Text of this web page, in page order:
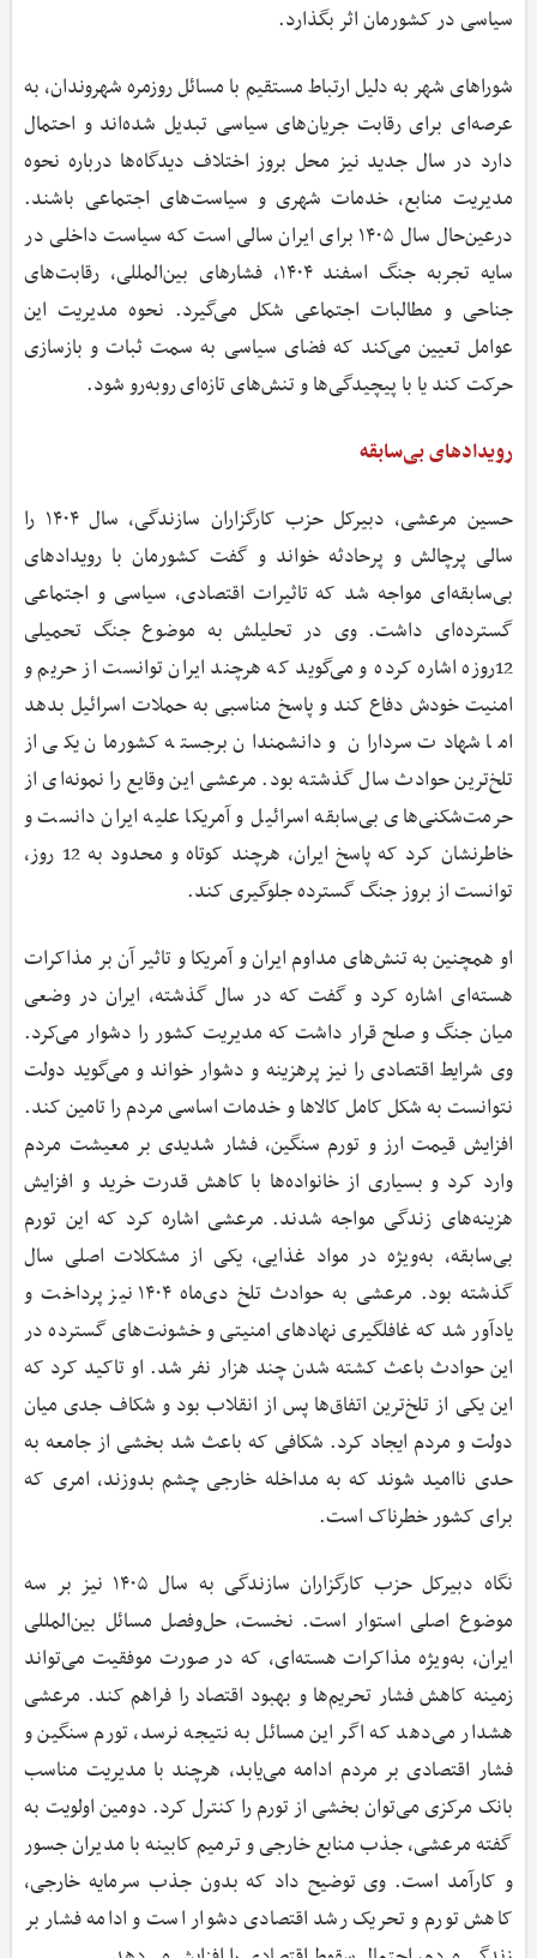
سیاسی در کشورمان اثر بگذارد.
شوراهای شهر به دلیل ارتباط مستقیم با مسائل روزمره شهروندان، به
عرصه‌ای برای رقابت جریان‌های سیاسی تبدیل شده‌اند و احتمال
دارد در سال جدید نیز محل بروز اختلاف دیدگاه‌ها درباره نحوه
مدیریت منابع، خدمات شهری و سیاست‌های اجتماعی باشند.
درعین‌حال سال ۱۴۰۵ برای ایران سالی است که سیاست داخلی در
سایه تجربه جنگ اسفند ۱۴۰۴، فشارهای بین‌المللی، رقابت‌های
جناحی و مطالبات اجتماعی شکل می‌گیرد. نحوه مدیریت این
عوامل تعیین می‌کند که فضای سیاسی به سمت ثبات و بازسازی
حرکت کند یا با پیچیدگی‌ها و تنش‌های تازه‌ای روبه‌رو شود.
رویدادهای بی‌سابقه
حسین مرعشی، دبیرکل حزب کارگزاران سازندگی، سال ۱۴۰۴ را
سالی پرچالش و پرحادثه خواند و گفت کشورمان با رویدادهای
بی‌سابقه‌ای مواجه شد که تاثیرات اقتصادی، سیاسی و اجتماعی
گسترده‌ای داشت. وی در تحلیلش به موضوع جنگ تحمیلی
12روزه اشاره کرده و می‌گوید که هرچند ایران توانست از حریم و
امنیت خودش دفاع کند و پاسخ مناسبی به حملات اسرائیل بدهد
اما شهادت سرداران و دانشمندان برجسته کشورمان یکی از
تلخ‌ترین حوادث سال گذشته بود. مرعشی این وقایع را نمونه‌ای از
حرمت‌شکنی‌های بی‌سابقه اسرائیل و آمریکا علیه ایران دانست و
خاطرنشان کرد که پاسخ ایران، هرچند کوتاه و محدود به 12 روز،
توانست از بروز جنگ گسترده جلوگیری کند.
او همچنین به تنش‌های مداوم ایران و آمریکا و تاثیر آن بر مذاکرات
هسته‌ای اشاره کرد و گفت که در سال گذشته، ایران در وضعی
میان جنگ و صلح قرار داشت که مدیریت کشور را دشوار می‌کرد.
وی شرایط اقتصادی را نیز پرهزینه و دشوار خواند و می‌گوید دولت
نتوانست به شکل کامل کالاها و خدمات اساسی مردم را تامین کند.
افزایش قیمت ارز و تورم سنگین، فشار شدیدی بر معیشت مردم
وارد کرد و بسیاری از خانواده‌ها با کاهش قدرت خرید و افزایش
هزینه‌های زندگی مواجه شدند. مرعشی اشاره کرد که این تورم
بی‌سابقه، به‌ویژه در مواد غذایی، یکی از مشکلات اصلی سال
گذشته بود. مرعشی به حوادث تلخ دی‌ماه ۱۴۰۴ نیز پرداخت و
یادآور شد که غافلگیری نهادهای امنیتی و خشونت‌های گسترده در
این حوادث باعث کشته شدن چند هزار نفر شد. او تاکید کرد که
این یکی از تلخ‌ترین اتفاق‌ها پس از انقلاب بود و شکاف جدی میان
دولت و مردم ایجاد کرد. شکافی که باعث شد بخشی از جامعه به
حدی ناامید شوند که به مداخله خارجی چشم بدوزند، امری که
برای کشور خطرناک است.
نگاه دبیرکل حزب کارگزاران سازندگی به سال ۱۴۰۵ نیز بر سه
موضوع اصلی استوار است. نخست، حل‌وفصل مسائل بین‌المللی
ایران، به‌ویژه مذاکرات هسته‌ای، که در صورت موفقیت می‌تواند
زمینه کاهش فشار تحریم‌ها و بهبود اقتصاد را فراهم کند. مرعشی
هشدار می‌دهد که اگر این مسائل به نتیجه نرسد، تورم سنگین و
فشار اقتصادی بر مردم ادامه می‌یابد، هرچند با مدیریت مناسب
بانک مرکزی می‌توان بخشی از تورم را کنترل کرد. دومین اولویت به
گفته مرعشی، جذب منابع خارجی و ترمیم کابینه با مدیران جسور
و کارآمد است. وی توضیح داد که بدون جذب سرمایه خارجی،
کاهش تورم و تحریک رشد اقتصادی دشوار است و ادامه فشار بر